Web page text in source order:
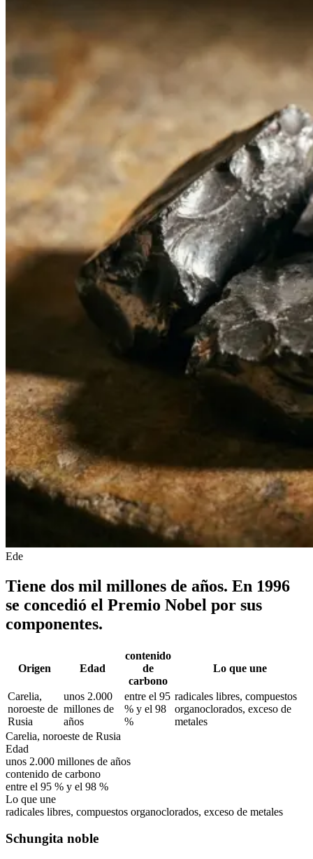
Ede
Tiene dos mil millones de años. En 1996
se concedió el Premio Nobel por sus
componentes.
Origen Edad
contenido
de
carbono
Lo que une
Carelia,
noroeste de
Rusia
unos 2.000
millones de
años
entre el 95
% y el 98
%
radicales libres, compuestos
organoclorados, exceso de
metales
Carelia, noroeste de Rusia
Edad
unos 2.000 millones de años
contenido de carbono
entre el 95 % y el 98 %
Lo que une
radicales libres, compuestos organoclorados, exceso de metales
Schungita noble